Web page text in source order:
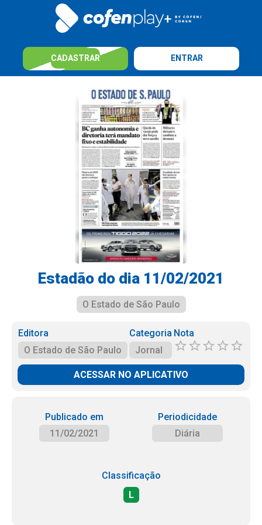
CADASTRAR ENTRAR
Estadão do dia 11/02/2021
O Estado de São Paulo
Editora
O Estado de São Paulo
Categoria
Jornal
Nota
ACESSAR NO APLICATIVO
Publicado em
11/02/2021
Periodicidade
Diária
Classificação
L